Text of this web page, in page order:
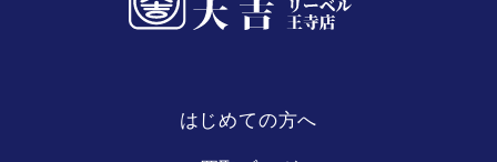
リーベル
王寺店
はじめての方へ